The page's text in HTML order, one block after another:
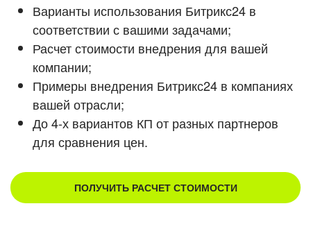
Варианты использования Битрикс24 в
соответствии с вашими задачами;
Расчет стоимости внедрения для вашей
компании;
Примеры внедрения Битрикс24 в компаниях
вашей отрасли;
До 4-х вариантов КП от разных партнеров
для сравнения цен.
ПОЛУЧИТЬ РАСЧЕТ СТОИМОСТИ